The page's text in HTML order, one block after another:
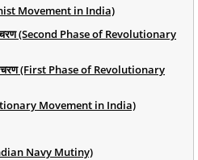
Movement in India)
चरण (Second Phase of Revolutionary
चरण (First Phase of Revolutionary
Movement in India)
Indian Navy Mutiny)